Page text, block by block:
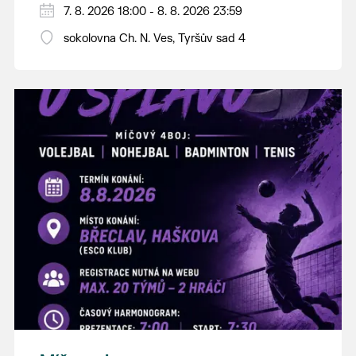
PÁTEK 7. srpna
18:00 - ruční stavění máje
14:00 - krojový průvod pro stárky od
hostince “U Buvola”
16:00 - odpolední zábava na sokolovně
21:00 - večerní zábava
K tanci a poslechu bude hrát DH
Lanžhotčané.
Těšíme se na Vás!
7. 8. 2026 18:00 - 8. 8. 2026 23:59
sokolovna Ch. N. Ves, Tyršův sad 4